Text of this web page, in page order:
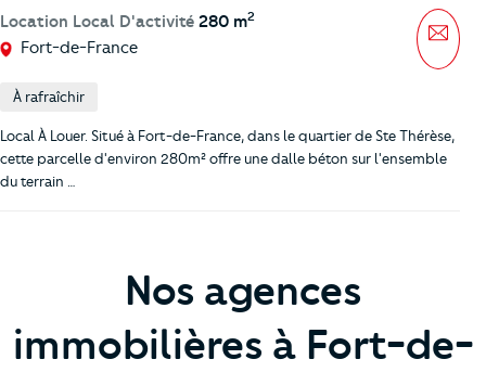
Location Local D'activité 280 m2
Fort-de-France
À rafraîchir
Local À Louer. Situé à Fort-de-France, dans le quartier de Ste Thérèse,
cette parcelle d'environ 280m² offre une dalle béton sur l'ensemble
du terrain …
Nos agences
immobilières à Fort-de-